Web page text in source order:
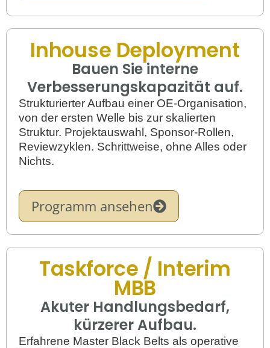
Inhouse Deployment
Bauen Sie interne
Verbesserungskapazität auf.
Strukturierter Aufbau einer OE-Organisation,
von der ersten Welle bis zur skalierten
Struktur. Projektauswahl, Sponsor-Rollen,
Reviewzyklen. Schrittweise, ohne Alles oder
Nichts.
Programm ansehen
Taskforce / Interim
MBB
Akuter Handlungsbedarf,
kürzerer Aufbau.
Erfahrene Master Black Belts als operative